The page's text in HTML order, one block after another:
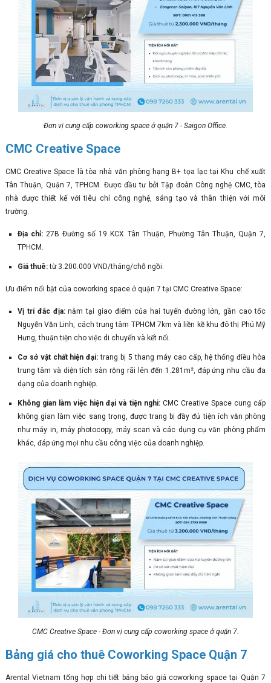
Đơn vị cung cấp coworking space ở quận 7 - Saigon Office.
CMC Creative Space
CMC Creative Space là tòa nhà văn phòng hạng B+ tọa lạc tại Khu chế xuất
Tân Thuận, Quận 7, TPHCM. Được đầu tư bởi Tập đoàn Công nghệ CMC, tòa
nhà được thiết kế với tiêu chí công nghệ, sáng tạo và thân thiện với môi
trường.
Địa chỉ: 27B Đường số 19 KCX Tân Thuận, Phường Tân Thuận, Quận 7,
TPHCM.
Giá thuê:từ 3.200.000 VND/tháng/chỗ ngồi.
Ưu điểm nổi bật của coworking space ở quận 7 tại CMC Creative Space:
Vị trí đắc địa:nằm tại giao điểm của hai tuyến đường lớn, gần cao tốc
Nguyễn Văn Linh, cách trung tâm TPHCM 7km và liền kề khu đô thị Phú Mỹ
Hưng, thuận tiện cho việc di chuyển và kết nối.
Cơ sở vật chất hiện đại: trang bị 5 thang máy cao cấp, hệ thống điều hòa
trung tâm và diện tích sàn rộng rãi lên đến 1.281m², đáp ứng nhu cầu đa
dạng của doanh nghiệp.
Không gian làm việc hiện đại và tiện nghi:CMC Creative Space cung cấp
không gian làm việc sang trọng, được trang bị đầy đủ tiện ích văn phòng
như máy in, máy photocopy, máy scan và các dụng cụ văn phòng phẩm
khác, đáp ứng mọi nhu cầu công việc của doanh nghiệp.
CMC Creative Space - Đơn vị cung cấp coworking space ở quận 7.
Bảng giá cho thuê Coworking Space Quận 7
Arental Vietnam tổng hợp chi tiết bảng báo giá coworking space tại Quận 7